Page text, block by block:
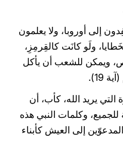
إلى أوروبا، ولا يعلمون
ولَو كانَت كالقِرمِزِ،
ويمكن للشعب أن يأكل
19).
يريد الله، كأب، أن
وكلمات النبي هذه
إلى العيش كأبناء